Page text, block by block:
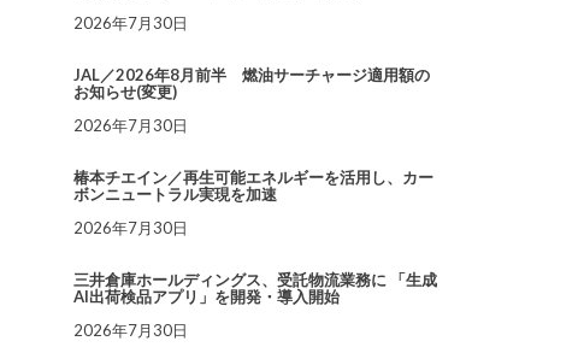
2026年7月30日
JAL／2026年8月前半 燃油サーチャージ適用額の
お知らせ(変更)
2026年7月30日
椿本チエイン／再生可能エネルギーを活用し、カー
ボンニュートラル実現を加速
2026年7月30日
三井倉庫ホールディングス、受託物流業務に 「生成
AI出荷検品アプリ」を開発・導入開始
2026年7月30日